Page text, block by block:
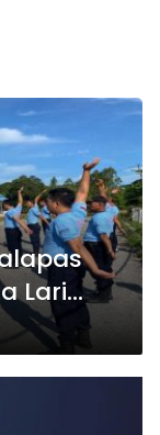
Lari
dan